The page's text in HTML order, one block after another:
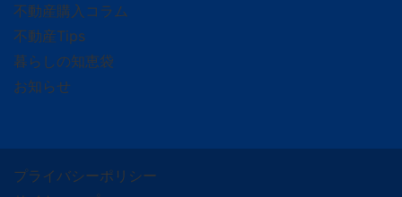
不動産購入コラム
不動産Tips
暮らしの知恵袋
お知らせ
プライバシーポリシー